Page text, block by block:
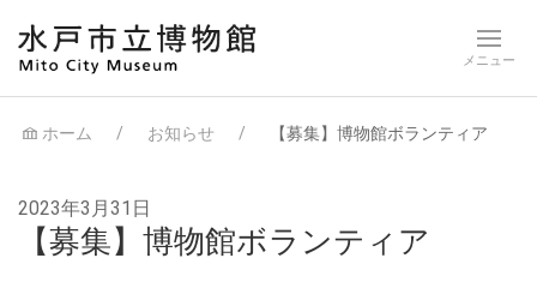
ホーム お知らせ 【募集】博物館ボランティア
2023年3月31日
【募集】博物館ボランティア